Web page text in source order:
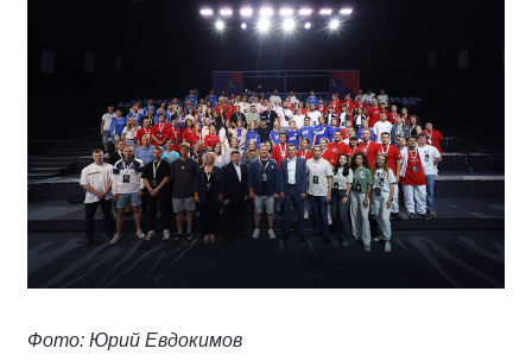
Фото: Юрий Евдокимов